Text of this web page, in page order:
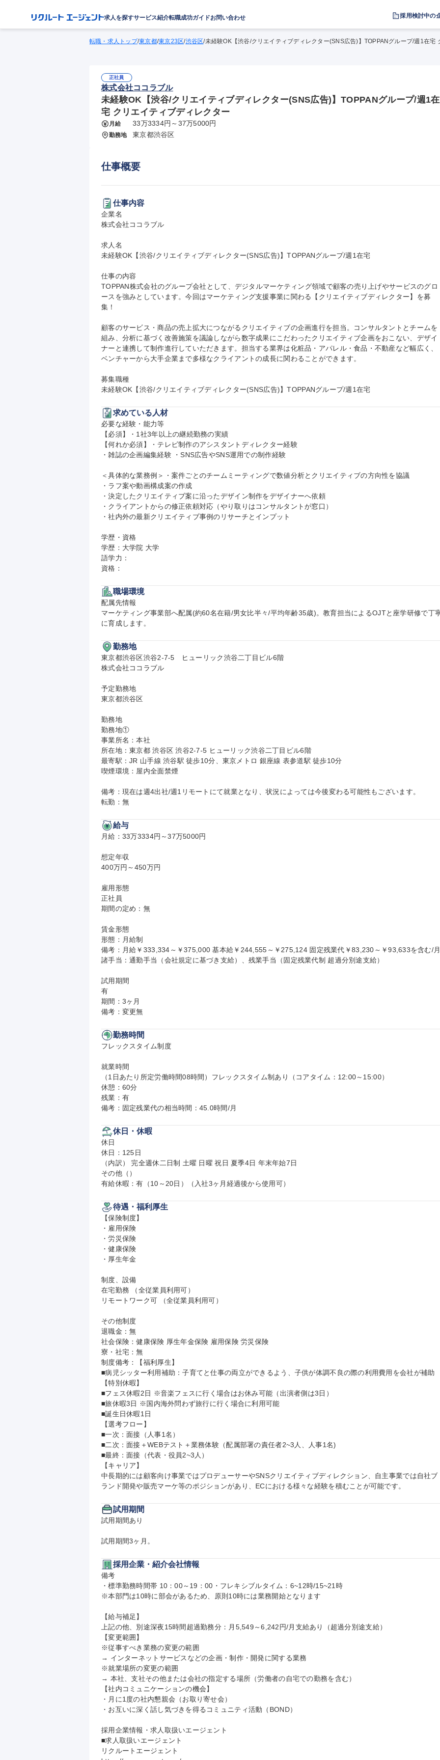
求人を探すサービス紹介転職成功ガイドお問い合わせ 採用検討中の
転職・求人トップ/東京都/東京23区/渋谷区/未経験OK【渋谷/クリエイティブディレクター(SNS広告)】TOPPANグループ/週1在宅
正社員
株式会社ココラブル
未経験OK【渋谷/クリエイティブディレクター(SNS広告)】TOPPANグループ/週1在
宅 クリエイティブディレクター
月給 33万3334円～37万5000円
勤務地 東京都渋谷区
仕事概要
仕事内容
企業名
株式会社ココラブル
求人名
未経験OK【渋谷/クリエイティブディレクター(SNS広告)】TOPPANグループ/週1在宅
仕事の内容
TOPPAN株式会社のグループ会社として、デジタルマーケティング領域で顧客の売り上げやサービスのグロ
ースを強みとしています。今回はマーケティング支援事業に関わる【クリエイティブディレクター】を募
集！
顧客のサービス・商品の売上拡大につながるクリエイティブの企画進行を担当。コンサルタントとチームを
組み、分析に基づく改善施策を議論しながら数字成果にこだわったクリエイティブ企画をおこない、デザイ
ナーと連携して制作進行していただきます。担当する業界は化粧品・アパレル・食品・不動産など幅広く、
ベンチャーから大手企業まで多様なクライアントの成長に関わることができます。
募集職種
未経験OK【渋谷/クリエイティブディレクター(SNS広告)】TOPPANグループ/週1在宅
求めている人材
必要な経験・能力等
【必須】・1社3年以上の継続勤務の実績
【何れか必須】・テレビ制作のアシスタントディレクター経験
・雑誌の企画編集経験 ・SNS広告やSNS運用での制作経験
＜具体的な業務例＞・案件ごとのチームミーティングで数値分析とクリエイティブの方向性を協議
・ラフ案や動画構成案の作成
・決定したクリエイティブ案に沿ったデザイン制作をデザイナーへ依頼
・クライアントからの修正依頼対応（やり取りはコンサルタントが窓口）
・社内外の最新クリエイティブ事例のリサーチとインプット
学歴・資格
学歴：大学院 大学
語学力：
資格：
職場環境
配属先情報
マーケティング事業部へ配属(約60名在籍/男女比半々/平均年齢35歳)。教育担当によるOJTと座学研修で丁
に育成します。
勤務地
東京都渋谷区渋谷2-7-5　ヒューリック渋谷二丁目ビル6階
株式会社ココラブル
予定勤務地
東京都渋谷区
勤務地
勤務地①
事業所名：本社
所在地：東京都 渋谷区 渋谷2-7-5 ヒューリック渋谷二丁目ビル6階
最寄駅：JR 山手線 渋谷駅 徒歩10分、東京メトロ 銀座線 表参道駅 徒歩10分
喫煙環境：屋内全面禁煙
備考：現在は週4出社/週1リモートにて就業となり、状況によっては今後変わる可能性もございます。
転勤：無
給与
月給：33万3334円～37万5000円
想定年収
400万円～450万円
雇用形態
正社員
期間の定め：無
賃金形態
形態：月給制
備考：月給￥333,334～￥375,000 基本給￥244,555～￥275,124 固定残業代￥83,230～￥93,633を含む/
諸手当：通勤手当（会社規定に基づき支給）、残業手当（固定残業代制 超過分別途支給）
試用期間
有
期間：3ヶ月
備考：変更無
勤務時間
フレックスタイム制度
就業時間
（1日あたり所定労働時間08時間）フレックスタイム制あり（コアタイム：12:00～15:00）
休憩：60分
残業：有
備考：固定残業代の相当時間：45.0時間/月
休日・休暇
休日
休日：125日
（内訳） 完全週休二日制 土曜 日曜 祝日 夏季4日 年末年始7日
その他（）
有給休暇：有（10～20日）（入社3ヶ月経過後から使用可）
待遇・福利厚生
【保険制度】
・雇用保険
・労災保険
・健康保険
・厚生年金
制度、設備
在宅勤務 （全従業員利用可）
リモートワーク可 （全従業員利用可）
その他制度
退職金：無
社会保険：健康保険 厚生年金保険 雇用保険 労災保険
寮・社宅：無
制度備考：【福利厚生】
■病児シッター利用補助：子育てと仕事の両立ができるよう、子供が体調不良の際の利用費用を会社が補助
【特別休暇】
■フェス休暇2日 ※音楽フェスに行く場合はお休み可能（出演者側は3日）
■旅休暇3日 ※国内海外問わず旅行に行く場合に利用可能
■誕生日休暇1日
【選考フロー】
■一次：面接（人事1名）
■二次：面接＋WEBテスト＋業務体験（配属部署の責任者2~3人、人事1名)
■最終：面接（代表・役員2~3人）
【キャリア】
中長期的には顧客向け事業ではプロデューサーやSNSクリエイティブディレクション、自主事業では自社ブ
ランド開発や販売マーケ等のポジションがあり、ECにおける様々な経験を積むことが可能です。
試用期間
試用期間あり
試用期間3ヶ月。
採用企業・紹介会社情報
備考
・標準勤務時間帯 10：00～19：00・フレキシブルタイム：6~12時/15~21時
※本部門は10時に部会があるため、原則10時には業務開始となります
【給与補足】
上記の他、別途深夜15時間超過勤務分：月5,549～6,242円/月支給あり（超過分別途支給）
【変更範囲】
※従事すべき業務の変更の範囲
→ インターネットサービスなどの企画・制作・開発に関する業務
※就業場所の変更の範囲
→ 本社、支社その他または会社の指定する場所（労働者の自宅での勤務を含む）
【社内コミュニケーションの機会】
・月に1度の社内懇親会（お取り寄せ会）
・お互いに深く話し気づきを得るコミュニティ活動（BOND）
採用企業情報・求人取扱いエージェント
■求人取扱いエージェント
リクルートエージェント